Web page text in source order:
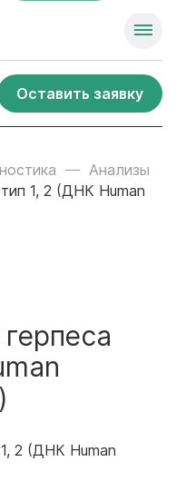
Оставить заявку
Анализы
1, 2 (ДНК Human
2 (ДНК Human